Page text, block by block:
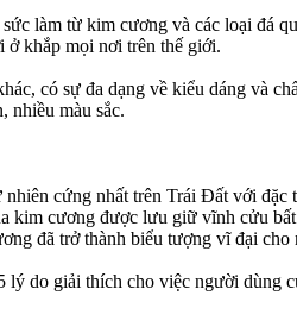
làm từ kim cương và các loại đá
ở khắp mọi nơi trên thế giới.
có sự đa dạng về kiểu dáng và
nhiều màu sắc.
cứng nhất trên Trái Đất với
kim cương được lưu giữ vĩnh cửu
đã trở thành biểu tượng vĩ đại
do giải thích cho việc người dùng